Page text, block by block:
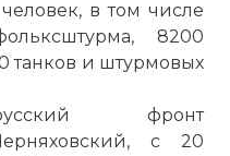
в том числе
8200
танков и штурмовых
фронт
с 20